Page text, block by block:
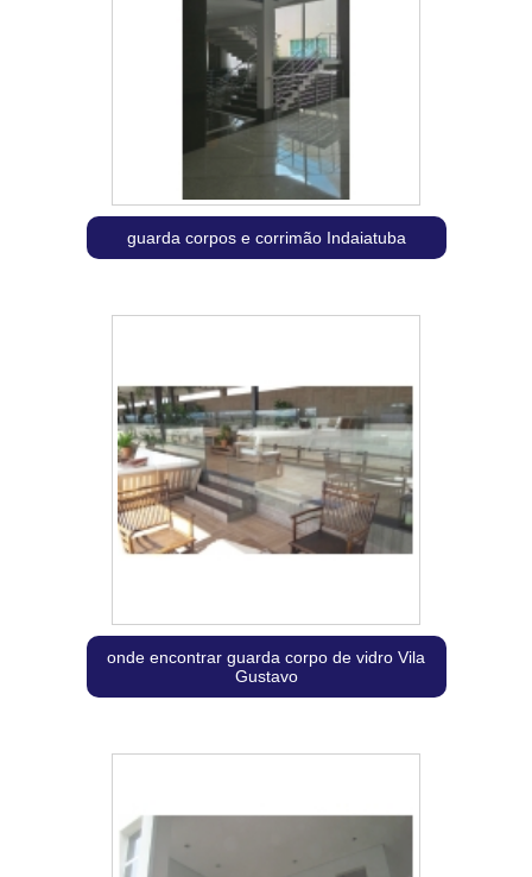
guarda corpos e corrimão Indaiatuba
onde encontrar guarda corpo de vidro Vila
Gustavo